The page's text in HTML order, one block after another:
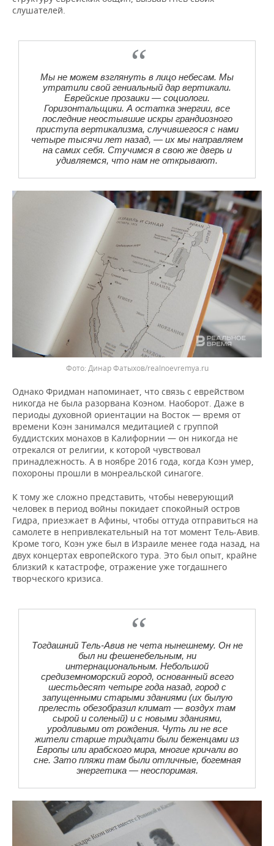
слушателей.
Мы не можем взглянуть в лицо небесам. Мы
утратили свой гениальный дар вертикали.
Еврейские прозаики — социологи.
Горизонтальщики. А остатка энергии, все
последние неостывшие искры грандиозного
приступа вертикализма, случившегося с нами
четыре тысячи лет назад, — их мы направляем
на самих себя. Стучимся в свою же дверь и
удивляемся, что нам не открывают.
Динар Фатыхов/realnoevremya.ru
Однако Фридман напоминает, что связь с еврейством
никогда не была разорвана Коэном. Наоборот. Даже в
периоды духовной ориентации на Восток — время от
времени Коэн занимался медитацией с группой
буддистских монахов в Калифорнии — он никогда не
отрекался от религии, к которой чувствовал
принадлежность. А в ноябре 2016 года, когда Коэн умер,
похороны прошли в монреальской синагоге.
К тому же сложно представить, чтобы неверующий
человек в период войны покидает спокойный остров
Гидра, приезжает в Афины, чтобы оттуда отправиться на
самолете в непривлекательный на тот момент Тель-Авив.
Кроме того, Коэн уже был в Израиле менее года назад, на
двух концертах европейского тура. Это был опыт, крайне
близкий к катастрофе, отражение уже тогдашнего
творческого кризиса.
Тогдашний Тель-Авив не чета нынешнему. Он не
был ни фешенебельным, ни
интернациональным. Небольшой
средиземноморский город, основанный всего
шестьдесят четыре года назад, город с
запущенными старыми зданиями (их былую
прелесть обезобразил климат — воздух там
сырой и соленый) и с новыми зданиями,
уродливыми от рождения. Чуть ли не все
жители старше тридцати были беженцами из
Европы или арабского мира, многие кричали во
сне. Зато пляжи там были отличные, богемная
энергетика — неоспоримая.